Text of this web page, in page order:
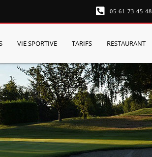
05 61 73 45 48
VIE SPORTIVE TARIFS RESTAURANT